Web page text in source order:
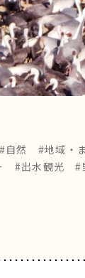
#自然
#地域・
#出水観光 #